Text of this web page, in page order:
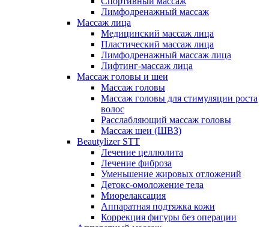
Лимфодренажный массаж
Массаж лица
Медицинский массаж лица
Пластический массаж лица
Лимфодренажный массаж лица
Лифтинг-массаж лица
Массаж головы и шеи
Массаж головы
Массаж головы для стимуляции роста
волос
Расслабляющий массаж головы
Массаж шеи (ШВЗ)
Beautylizer STT
Лечение целлюлита
Лечение фиброза
Уменьшение жировых отложений
Детокс-омоложение тела
Миорелаксация
Аппаратная подтяжка кожи
Коррекция фигуры без операции